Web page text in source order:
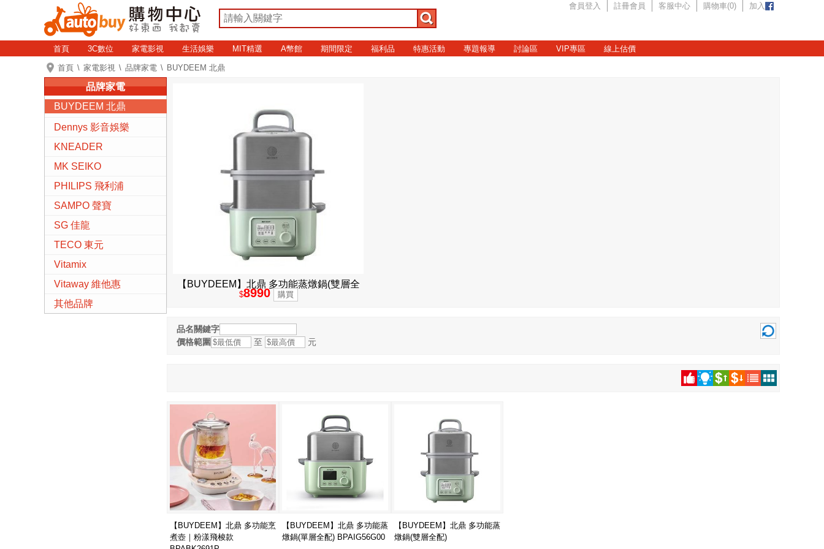
會員登入 註冊會員 客服中心 購物車(0) 加入
首頁 3C數位 家電影視 生活娛樂 MIT精選 A幣館 期間限定 福利品 特惠活動 專題報導 討論區 VIP專區 線上估價
首頁 家電影視 品牌家電 BUYDEEM 北鼎
【BUYDEEM】北鼎 多功能蒸燉鍋(雙層全
配)
$8990
品名關鍵字
價格範圍
至 元
【BUYDEEM】北鼎 多功能烹
煮壺｜粉漾飛梭款
【BUYDEEM】北鼎 多功能蒸
燉鍋(單層全配) BPAIG56G00
【BUYDEEM】北鼎 多功能蒸
燉鍋(雙層全配)
品牌家電
BUYDEEM 北鼎
Dennys 影音娛樂
KNEADER
MK SEIKO
PHILIPS 飛利浦
SAMPO 聲寶
SG 佳龍
TECO 東元
Vitamix
Vitaway 維他惠
其他品牌